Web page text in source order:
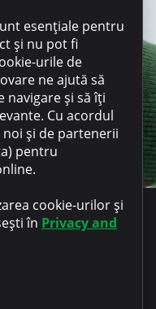
esențiale pentru
și nu pot fi
urile de
ne ajută să
și să îți
Cu acordul
și de partenerii
pentru
cookie-urilor și
în Privacy and